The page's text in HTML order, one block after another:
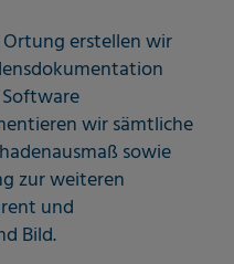
erstellen wir
wir sämtliche
sowie
zur weiteren
und
Bild.